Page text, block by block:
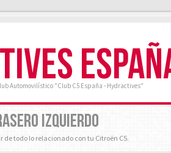
Automovilístico "Club C5 España - Hydractives"
IZQUIERDO
todo lo relacionado con tu Citroën C5.